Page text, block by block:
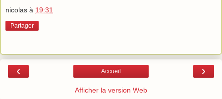
nicolas à 19:31
Partager
‹ ›
Accueil
Afficher la version Web